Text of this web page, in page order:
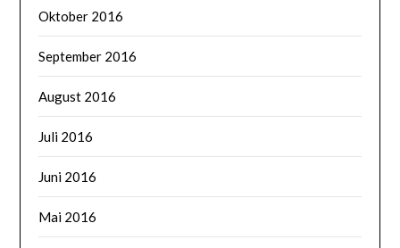
Oktober 2016
September 2016
August 2016
Juli 2016
Juni 2016
Mai 2016